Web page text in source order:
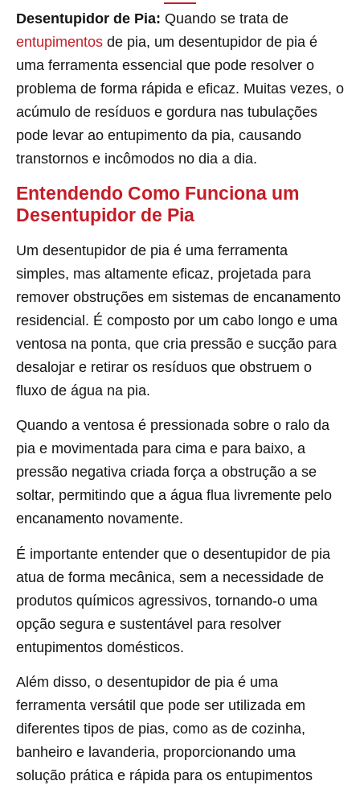
Desentupidor de Pia: Quando se trata de
entupimentos de pia, um desentupidor de pia é
uma ferramenta essencial que pode resolver o
problema de forma rápida e eficaz. Muitas vezes, o
acúmulo de resíduos e gordura nas tubulações
pode levar ao entupimento da pia, causando
transtornos e incômodos no dia a dia.
Entendendo Como Funciona um
Desentupidor de Pia
Um desentupidor de pia é uma ferramenta
simples, mas altamente eficaz, projetada para
remover obstruções em sistemas de encanamento
residencial. É composto por um cabo longo e uma
ventosa na ponta, que cria pressão e sucção para
desalojar e retirar os resíduos que obstruem o
fluxo de água na pia.
Quando a ventosa é pressionada sobre o ralo da
pia e movimentada para cima e para baixo, a
pressão negativa criada força a obstrução a se
soltar, permitindo que a água flua livremente pelo
encanamento novamente.
É importante entender que o desentupidor de pia
atua de forma mecânica, sem a necessidade de
produtos químicos agressivos, tornando-o uma
opção segura e sustentável para resolver
entupimentos domésticos.
Além disso, o desentupidor de pia é uma
ferramenta versátil que pode ser utilizada em
diferentes tipos de pias, como as de cozinha,
banheiro e lavanderia, proporcionando uma
solução prática e rápida para os entupimentos